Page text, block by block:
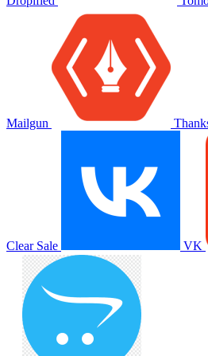
Mailgun
Clear Sale VK